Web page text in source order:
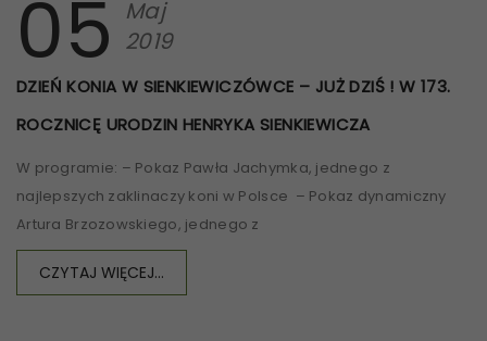
05
Maj
2019
DZIEŃ KONIA W SIENKIEWICZÓWCE – JUŻ DZIŚ ! W 173.
ROCZNICĘ URODZIN HENRYKA SIENKIEWICZA
W programie: – Pokaz Pawła Jachymka, jednego z
najlepszych zaklinaczy koni w Polsce – Pokaz dynamiczny
Artura Brzozowskiego, jednego z
CZYTAJ WIĘCEJ...